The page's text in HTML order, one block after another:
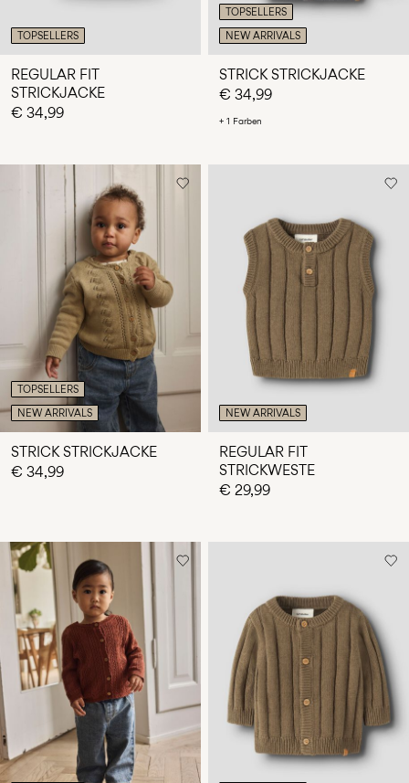
TOPSELLERS
REGULAR FIT
STRICKJACKE
€ 34,99
TOPSELLERS
NEW ARRIVALS
STRICK STRICKJACKE
€ 34,99
+ 1 Farben
TOPSELLERS
NEW ARRIVALS
STRICK STRICKJACKE
€ 34,99
NEW ARRIVALS
REGULAR FIT
STRICKWESTE
€ 29,99